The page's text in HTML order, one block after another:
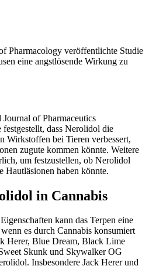
Pharmacology veröffentlichte Studie
eine angstlösende Wirkung zu
of Pharmaceutics
dass Nerolidol die
Wirkstoffen bei Tieren verbessert,
zugute kommen könnte. Weitere
um festzustellen, ob Nerolidol
Hautläsionen haben könnte.
in Cannabis
kann das Terpen eine
es durch Cannabis konsumiert
Herer, Blue Dream, Black Lime
Skunk und Skywalker OG
Insbesondere Jack Herer und